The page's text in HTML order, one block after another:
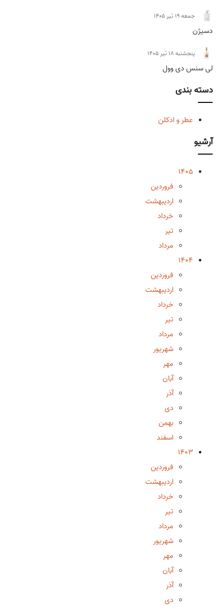
جمعه 19 تیر 1405
دسیژن
پنجشنبه 18 تیر 1405
لی سنس دی وول
دسته بندی
عطر و ادکلن
آرشیو
1405
فروردین
اردیبهشت
خرداد
تیر
مرداد
1404
فروردین
اردیبهشت
خرداد
تیر
مرداد
شهریور
مهر
آبان
آذر
دی
بهمن
اسفند
1403
فروردین
اردیبهشت
خرداد
تیر
مرداد
شهریور
مهر
آبان
آذر
دی